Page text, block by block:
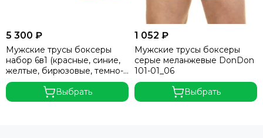
Doreanse
Cat
NordKapp
Beboy
Koziol
5 300 ₽
Мужские трусы боксеры
набор 6в1 (красные, синие,
желтые, бирюзовые, темно-
синие, черные) DonDon 101-
Выбрать
1 052 ₽
Мужские трусы боксеры
серые меланжевые DonDon
101-01_06
Выбрать